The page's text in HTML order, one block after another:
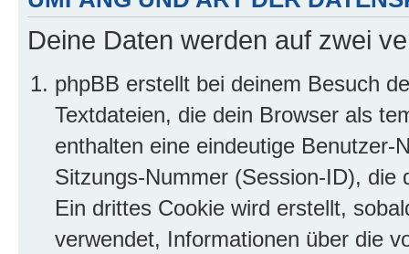
Deine Daten werden auf zwei
phpBB erstellt bei deinem Besuch
Textdateien, die dein Browser als
enthalten eine eindeutige
Sitzungs-Nummer (Session-ID), die
Ein drittes Cookie wird erstellt,
verwendet, Informationen über die